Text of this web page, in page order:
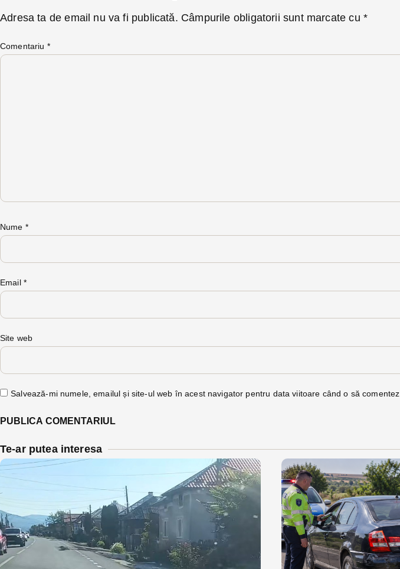
Adresa ta de email nu va fi publicată. Câmpurile obligatorii sunt marcate cu *
Comentariu *
Nume *
Email *
Site web
Salvează-mi numele, emailul și site-ul web în acest navigator pentru data viitoare când o să comentez.
Te-ar putea interesa